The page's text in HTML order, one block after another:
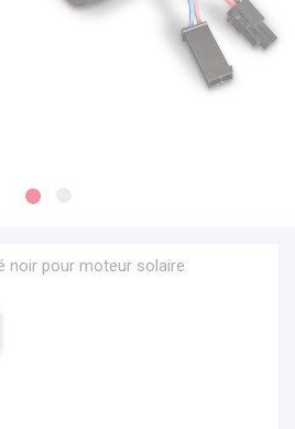
noir pour moteur solaire